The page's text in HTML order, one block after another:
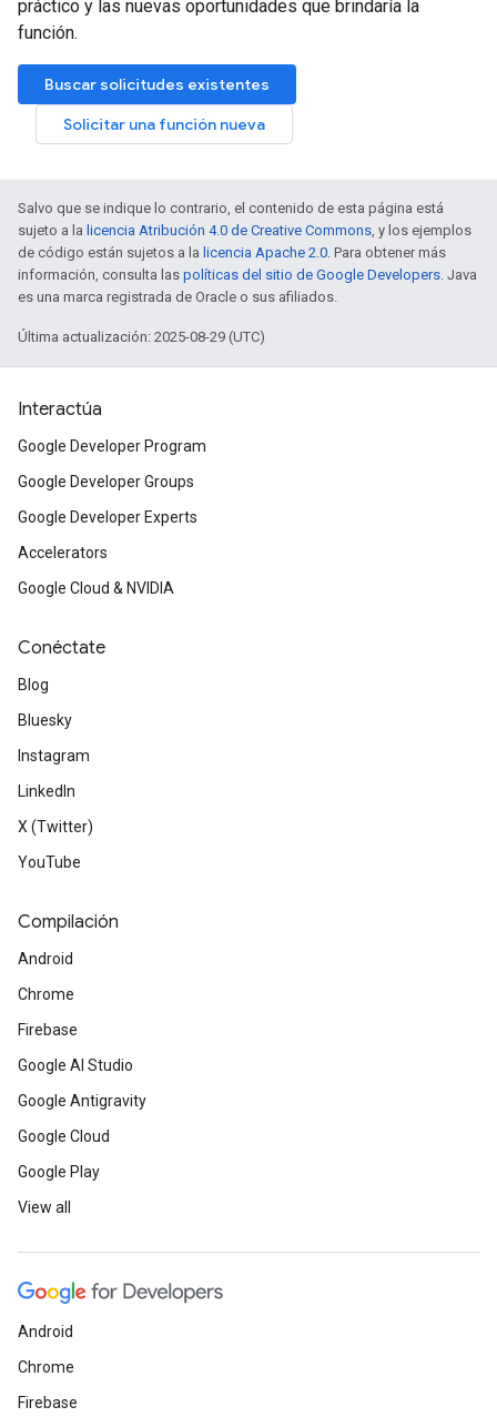
práctico y las nuevas oportunidades que brindaría la
función.
Buscar solicitudes existentes
Solicitar una función nueva
Salvo que se indique lo contrario, el contenido de esta página está
sujeto a la licencia Atribución 4.0 de Creative Commons, y los ejemplos
de código están sujetos a la licencia Apache 2.0. Para obtener más
información, consulta las políticas del sitio de Google Developers. Java
es una marca registrada de Oracle o sus afiliados.
Última actualización: 2025-08-29 (UTC)
Interactúa
Google Developer Program
Google Developer Groups
Google Developer Experts
Accelerators
Google Cloud & NVIDIA
Conéctate
Blog
Bluesky
Instagram
LinkedIn
X (Twitter)
YouTube
Compilación
Android
Chrome
Firebase
Google AI Studio
Google Antigravity
Google Cloud
Google Play
View all
Android
Chrome
Firebase